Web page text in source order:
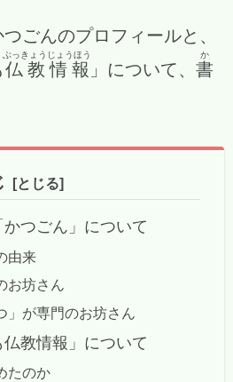
ごんのプロフィールと、
仏教
ぶっきょう
情報
じょうほう
」について、 書
か
つごん」について
由来
お坊さん
」が専門のお坊さん
教情報」について
たのか